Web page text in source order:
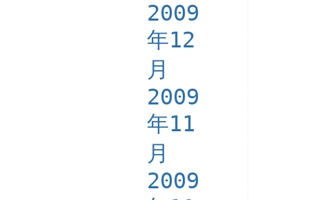
2009
年12
月
2009
年11
月
2009